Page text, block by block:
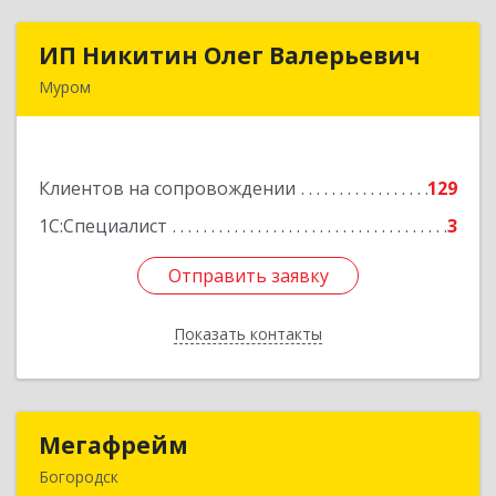
ИП Никитин Олег Валерьевич
Муром
Клиентов на сопровождении
129
1С:Специалист
3
Отправить заявку
Показать контакты
ИП Никитин Олег Валерьевич
Подробнее
Отправить заявку
Назад
Мегафрейм
Богородск